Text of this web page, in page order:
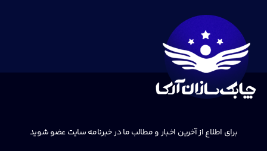
برای اطلاع از آخرین اخبار و مطالب ما در خبرنامه سایت عضو شوید